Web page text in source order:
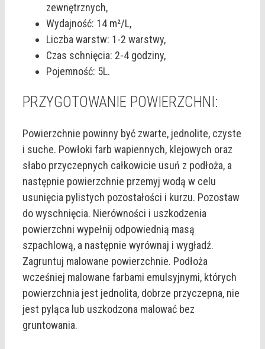
zewnętrznych,
Wydajność: 14 m²/L,
Liczba warstw: 1-2 warstwy,
Czas schnięcia: 2-4 godziny,
Pojemność: 5L.
PRZYGOTOWANIE POWIERZCHNI:
Powierzchnie powinny być zwarte, jednolite, czyste
i suche. Powłoki farb wapiennych, klejowych oraz
słabo przyczepnych całkowicie usuń z podłoża, a
następnie powierzchnie przemyj wodą w celu
usunięcia pylistych pozostałości i kurzu. Pozostaw
do wyschnięcia. Nierówności i uszkodzenia
powierzchni wypełnij odpowiednią masą
szpachlową, a następnie wyrównaj i wygładź.
Zagruntuj malowane powierzchnie. Podłoża
wcześniej malowane farbami emulsyjnymi, których
powierzchnia jest jednolita, dobrze przyczepna, nie
jest pyląca lub uszkodzona malować bez
gruntowania.